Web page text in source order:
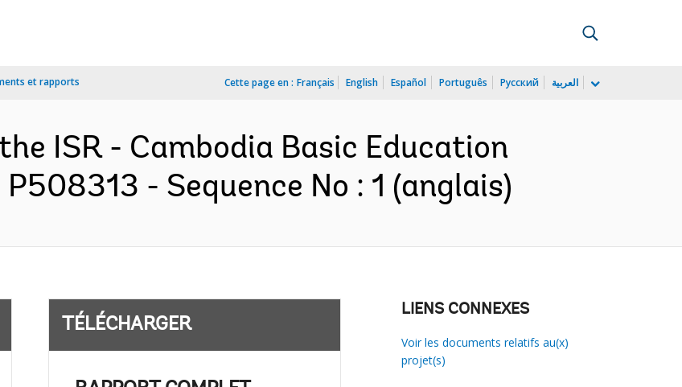
et rapports Cette page en : Français English Español Português Русский العربية
ISR - Cambodia Basic Education
- Sequence No : 1 (anglais)
TÉLÉCHARGER
LIENS CONNEXES
Voir les documents relatifs au(x)
projet(s)